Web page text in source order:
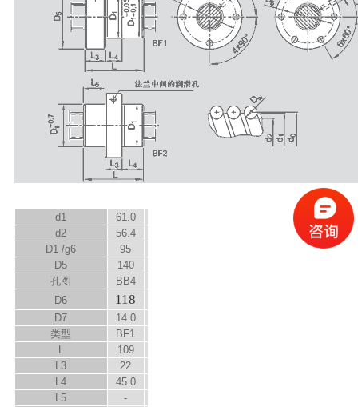
d1
61.0
d2
56.4
D1 /g6
95
D5
140
孔图
BB4
D6 118
D7
14.0
类型
BF1
L
109
L3
22
L4
45.0
L5
-